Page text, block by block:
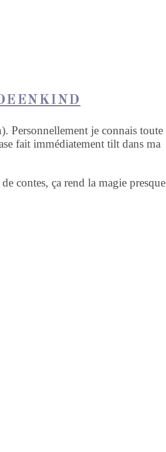
Personnellement je connais toute
fait immédiatement tilt dans ma
contes, ça rend la magie presque